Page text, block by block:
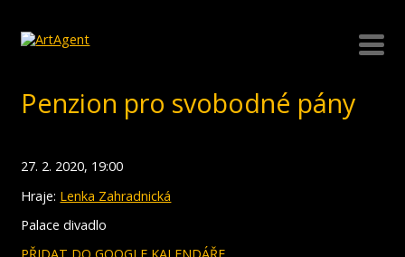
Penzion pro svobodné pány
27. 2. 2020, 19:00
Hraje: Lenka Zahradnická
Palace divadlo